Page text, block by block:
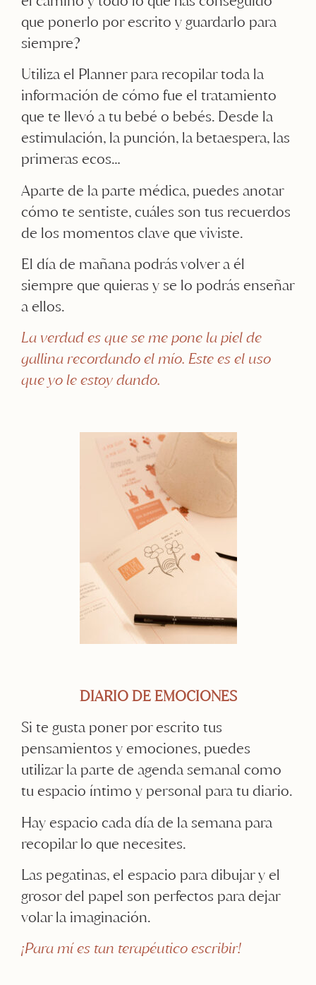
que ponerlo por escrito y guardarlo para
siempre?
Utiliza el Planner para recopilar toda la
información de cómo fue el tratamiento
que te llevó a tu bebé o bebés. Desde la
estimulación, la punción, la betaespera, las
primeras ecos…
Aparte de la parte médica, puedes anotar
cómo te sentiste, cuáles son tus recuerdos
de los momentos clave que viviste.
El día de mañana podrás volver a él
siempre que quieras y se lo podrás enseñar
a ellos.
La verdad es que se me pone la piel de
gallina recordando el mío. Este es el uso
que yo le estoy dando.
DIARIO DE EMOCIONES
Si te gusta poner por escrito tus
pensamientos y emociones, puedes
utilizar la parte de agenda semanal como
tu espacio íntimo y personal para tu diario.
Hay espacio cada día de la semana para
recopilar lo que necesites.
Las pegatinas, el espacio para dibujar y el
grosor del papel son perfectos para dejar
volar la imaginación.
¡Para mí es tan terapéutico escribir!